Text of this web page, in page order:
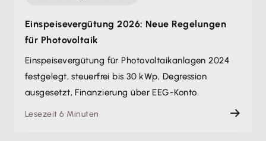
Einspeisevergütung 2026: Neue Regelungen
für Photovoltaik
Einspeisevergütung für Photovoltaikanlagen 2024
festgelegt, steuerfrei bis 30 kWp, Degression
ausgesetzt, Finanzierung über EEG-Konto.
Lesezeit 6 Minuten